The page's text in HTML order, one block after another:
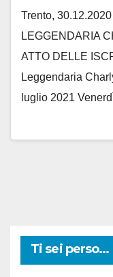
Trento,
LEGGENDARIA
ATTO DELLE
Leggendaria
luglio 2021
Ti sei perso...